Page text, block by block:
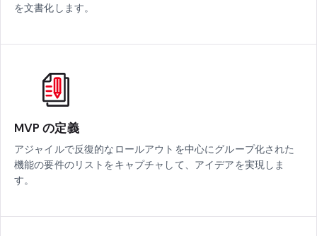
を文書化します。
MVP の定義
アジャイルで反復的なロールアウトを中心にグループ化された
機能の要件のリストをキャプチャして、アイデアを実現しま
す。